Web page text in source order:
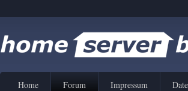
Home Forum Impressum